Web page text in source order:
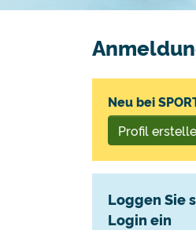
Neu bei
Profil
Loggen Sie
Login ein